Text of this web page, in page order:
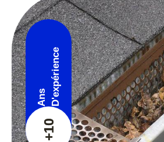
+10
Ans D'expérience